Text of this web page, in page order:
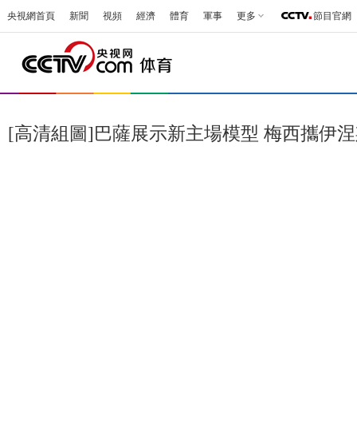
央視網首頁 新聞 視頻 經濟 體育 軍事 更多 節目官網
[高清組圖]巴薩展示新主場模型 梅西攜伊